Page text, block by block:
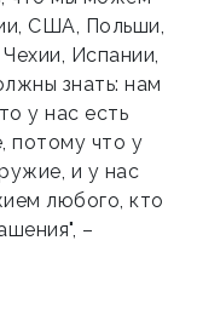
США, Польши,
Испании,
знать: нам
у нас есть
потому что у
и у нас
любого, кто
–